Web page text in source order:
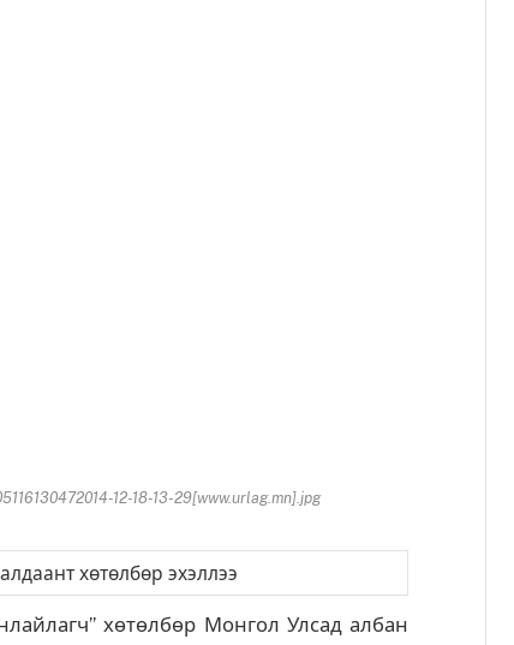
12-18-13-29[www.urlag.mn].jpg
хөтөлбөр Монгол Улсад албан